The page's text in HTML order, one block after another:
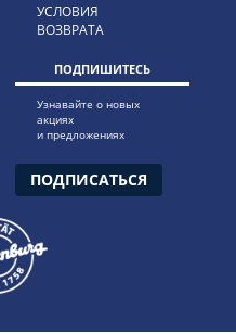
УСЛОВИЯ
ВОЗВРАТА
ПОДПИШИТЕСЬ
Узнавайте о новых
акциях
и предложениях
ПОДПИСАТЬСЯ